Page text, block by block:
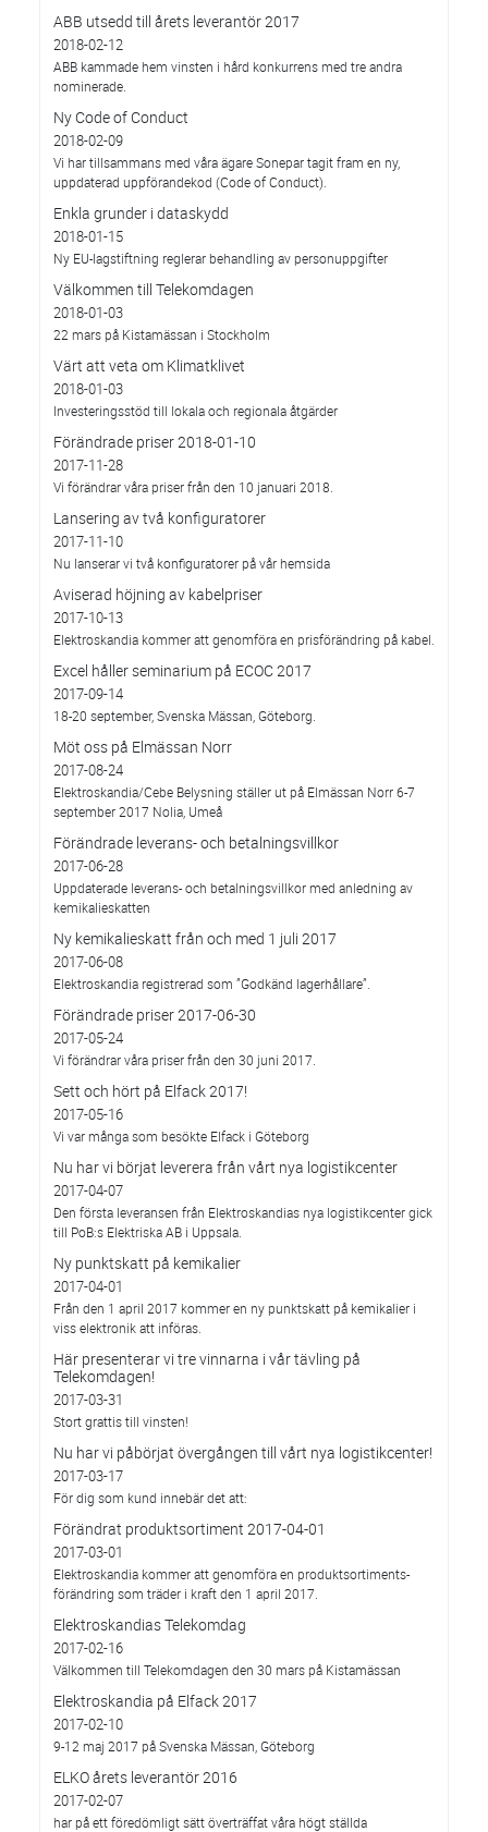
ABB utsedd till årets leverantör 2017
2018-02-12
ABB kammade hem vinsten i hård konkurrens med tre andra
nominerade.
Ny Code of Conduct
2018-02-09
Vi har tillsammans med våra ägare Sonepar tagit fram en ny,
uppdaterad uppförandekod (Code of Conduct).
Enkla grunder i dataskydd
2018-01-15
Ny EU-lagstiftning reglerar behandling av personuppgifter
Välkommen till Telekomdagen
2018-01-03
22 mars på Kistamässan i Stockholm
Värt att veta om Klimatklivet
2018-01-03
Investeringsstöd till lokala och regionala åtgärder
Förändrade priser 2018-01-10
2017-11-28
Vi förändrar våra priser från den 10 januari 2018.
Lansering av två konfiguratorer
2017-11-10
Nu lanserar vi två konfiguratorer på vår hemsida
Aviserad höjning av kabelpriser
2017-10-13
Elektroskandia kommer att genomföra en prisförändring på kabel.
Excel håller seminarium på ECOC 2017
2017-09-14
18-20 september, Svenska Mässan, Göteborg.
Möt oss på Elmässan Norr
2017-08-24
Elektroskandia/Cebe Belysning ställer ut på Elmässan Norr 6-7
september 2017 Nolia, Umeå
Förändrade leverans- och betalningsvillkor
2017-06-28
Uppdaterade leverans- och betalningsvillkor med anledning av
kemikalieskatten
Ny kemikalieskatt från och med 1 juli 2017
2017-06-08
Elektroskandia registrerad som ”Godkänd lagerhållare”.
Förändrade priser 2017-06-30
2017-05-24
Vi förändrar våra priser från den 30 juni 2017.
Sett och hört på Elfack 2017!
2017-05-16
Vi var många som besökte Elfack i Göteborg
Nu har vi börjat leverera från vårt nya logistikcenter
2017-04-07
Den första leveransen från Elektroskandias nya logistikcenter gick
till PoB:s Elektriska AB i Uppsala.
Ny punktskatt på kemikalier
2017-04-01
Från den 1 april 2017 kommer en ny punktskatt på kemikalier i
viss elektronik att införas.
Här presenterar vi tre vinnarna i vår tävling på
Telekomdagen!
2017-03-31
Stort grattis till vinsten!
Nu har vi påbörjat övergången till vårt nya logistikcenter!
2017-03-17
För dig som kund innebär det att:
Förändrat produktsortiment 2017-04-01
2017-03-01
Elektroskandia kommer att genomföra en produktsortiments-
förändring som träder i kraft den 1 april 2017.
Elektroskandias Telekomdag
2017-02-16
Välkommen till Telekomdagen den 30 mars på Kistamässan
Elektroskandia på Elfack 2017
2017-02-10
9-12 maj 2017 på Svenska Mässan, Göteborg
ELKO årets leverantör 2016
2017-02-07
har på ett föredömligt sätt överträffat våra högt ställda